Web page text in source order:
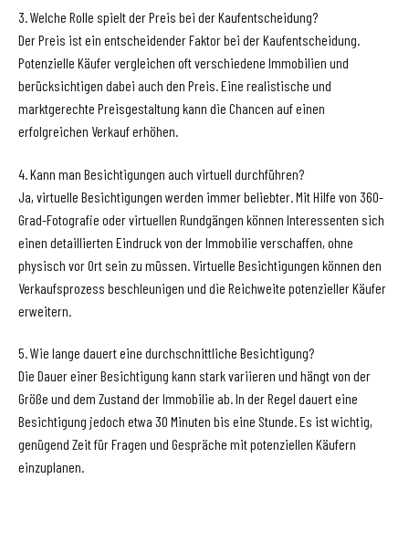
3. Welche Rolle spielt der Preis bei der Kaufentscheidung?
Der Preis ist ein entscheidender Faktor bei der Kaufentscheidung.
Potenzielle Käufer vergleichen oft verschiedene Immobilien und
berücksichtigen dabei auch den Preis. Eine realistische und
marktgerechte Preisgestaltung kann die Chancen auf einen
erfolgreichen Verkauf erhöhen.
4. Kann man Besichtigungen auch virtuell durchführen?
Ja, virtuelle Besichtigungen werden immer beliebter. Mit Hilfe von 360-
Grad-Fotografie oder virtuellen Rundgängen können Interessenten sich
einen detaillierten Eindruck von der Immobilie verschaffen, ohne
physisch vor Ort sein zu müssen. Virtuelle Besichtigungen können den
Verkaufsprozess beschleunigen und die Reichweite potenzieller Käufer
erweitern.
5. Wie lange dauert eine durchschnittliche Besichtigung?
Die Dauer einer Besichtigung kann stark variieren und hängt von der
Größe und dem Zustand der Immobilie ab. In der Regel dauert eine
Besichtigung jedoch etwa 30 Minuten bis eine Stunde. Es ist wichtig,
genügend Zeit für Fragen und Gespräche mit potenziellen Käufern
einzuplanen.